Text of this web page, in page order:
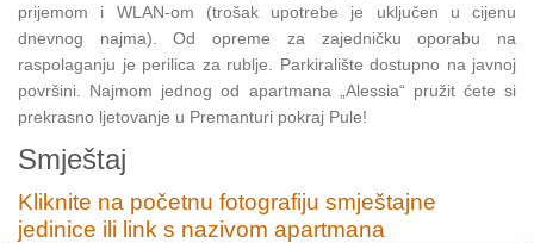
prijemom i WLAN-om (trošak upotrebe je uključen u cijenu
dnevnog najma). Od opreme za zajedničku oporabu na
raspolaganju je perilica za rublje. Parkiralište dostupno na javnoj
površini. Najmom jednog od apartmana „Alessia“ pružit ćete si
prekrasno ljetovanje u Premanturi pokraj Pule!
Smještaj
Kliknite na početnu fotografiju smještajne
jedinice ili link s nazivom apartmana